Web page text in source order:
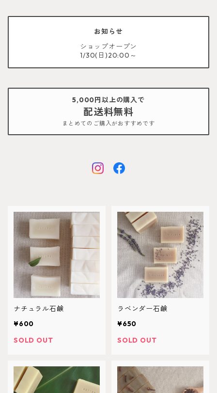
お知らせ
ショップオープン
1/30(日)20:00～
5,000円以上の購入で
配送料無料
まとめてのご購入がおすすめです
ナチュラル石鹸
¥600
SOLD OUT
ラベンダー石鹸
¥650
SOLD OUT